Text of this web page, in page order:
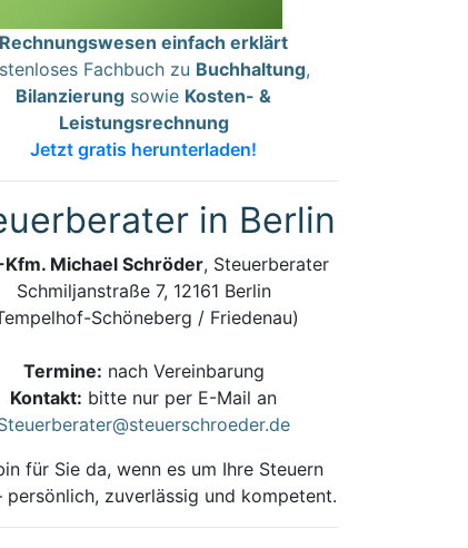
Rechnungswesen einfach erklärt
Fachbuch zu Buchhaltung,
Bilanzierung sowie Kosten- &
Leistungsrechnung
Jetzt gratis herunterladen!
in Berlin
Kfm. Michael Schröder, Steuerberater
Schmiljanstraße 7, 12161 Berlin
Schöneberg / Friedenau)
Termine: nach Vereinbarung
Kontakt: bitte nur per E-Mail an
für Sie da, wenn es um Ihre Steuern
persönlich, zuverlässig und kompetent.